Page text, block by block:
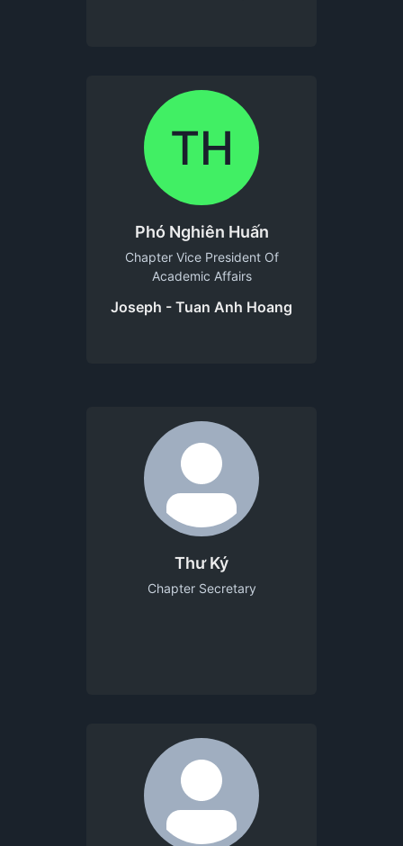
TH
Phó Nghiên Huấn
Chapter Vice President Of
Academic Affairs
Joseph - Tuan Anh Hoang
Thư Ký
Chapter Secretary